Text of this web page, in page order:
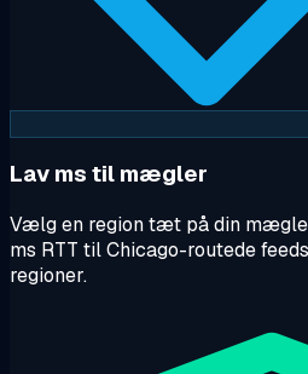
Lav ms til mægler
Vælg en region tæt på din
ms RTT til Chicago-routede
regioner.